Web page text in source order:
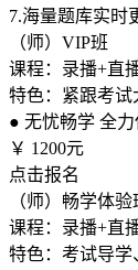
7.海量题库实时
（师）VIP班
课程：录播+直
特色：紧跟考试
● 无忧畅学 全
￥ 1200元
点击报名
（师）畅学体验
课程：录播+直
特色：考试导学